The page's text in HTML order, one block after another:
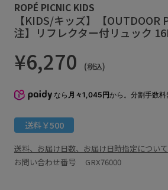
ROPÉ PICNIC KIDS
【KIDS/キッズ】【OUTDOOR
注】リフレクター付リュック
¥6,270 (税込)
なら 月々1,045円から。分割手数料
送料￥500
送料、お届け日数、お届け日時指定について
お問い合わせ番号 GRX76000